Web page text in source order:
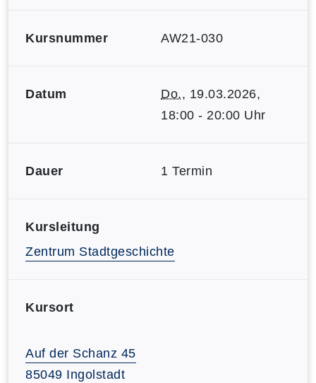
Kursnummer AW21-030
Datum Do., 19.03.2026,
18:00 - 20:00 Uhr
Dauer 1 Termin
Kursleitung
Zentrum Stadtgeschichte
Kursort
Auf der Schanz 45
85049 Ingolstadt